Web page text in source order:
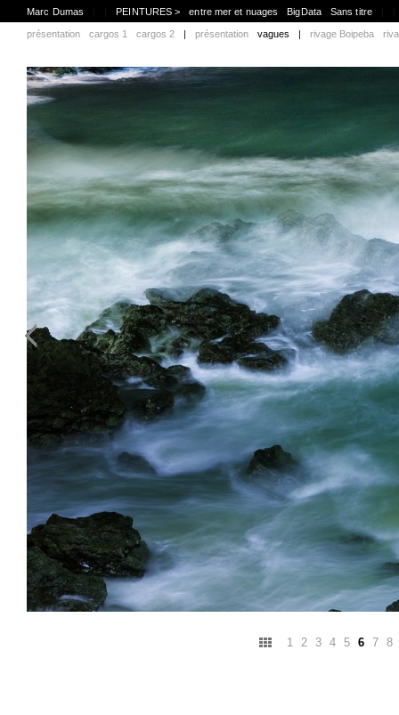
Marc Dumas PEINTURES > entre mer et nuages BigData Sans titre
présentation cargos 1 cargos 2 | présentation vagues | rivage Boipeba
1 2 3 4 5 6 7 8